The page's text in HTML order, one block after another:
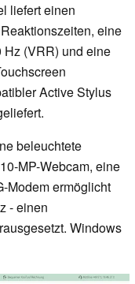
liefert einen
eine
(VRR) und eine
Active Stylus
beleuchtete
MP-Webcam, eine
Modem ermöglicht
- einen
Windows